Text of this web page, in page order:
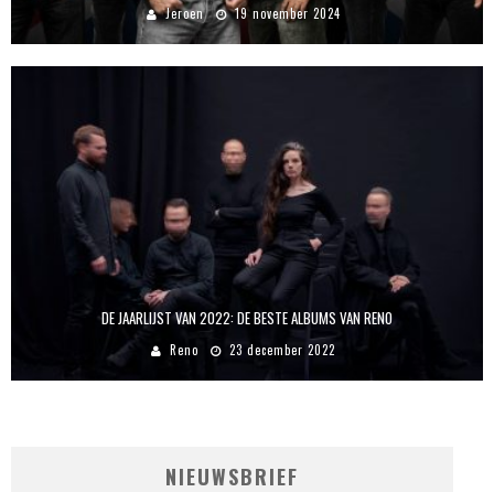
Jeroen 19 november 2024
DE JAARLIJST VAN 2022: DE BESTE ALBUMS VAN RENO
Reno 23 december 2022
NIEUWSBRIEF